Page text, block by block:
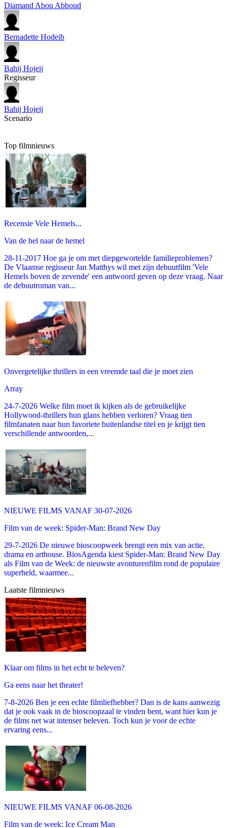
Diamand Abou Abboud
Bernadette Hodeib
Bahij Hojeij
Regisseur
Bahij Hojeij
Scenario
Top filmnieuws
Recensie Vele Hemels...
Van de hel naar de hemel
28-11-2017 Hoe ga je om met diepgewortelde familieproblemen?
De Vlaamse regisseur Jan Matthys wil met zijn debuutfilm 'Vele
Hemels boven de zevende' een antwoord geven op deze vraag. Naar
de debuutroman van...
Onvergetelijke thrillers in een vreemde taal die je moet zien
Array
24-7-2026 Welke film moet ik kijken als de gebruikelijke
Hollywood-thrillers hun glans hebben verloren? Vraag tien
filmfanaten naar hun favoriete buitenlandse titel en je krijgt tien
verschillende antwoorden,...
NIEUWE FILMS VANAF 30-07-2026
Film van de week: Spider-Man: Brand New Day
29-7-2026 De nieuwe bioscoopweek brengt een mix van actie,
drama en arthouse. BiosAgenda kiest Spider-Man: Brand New Day
als Film van de Week: de nieuwste avonturenfilm rond de populaire
superheld, waarmee...
Laatste filmnieuws
Klaar om films in het echt te beleven?
Ga eens naar het theater!
7-8-2026 Ben je een echte filmliefhebber? Dan is de kans aanwezig
dat je ook vaak in de bioscoopzaal te vinden bent, want hier kun je
de films net wat intenser beleven. Toch kun je voor de echte
ervaring eens...
NIEUWE FILMS VANAF 06-08-2026
Film van de week: Ice Cream Man